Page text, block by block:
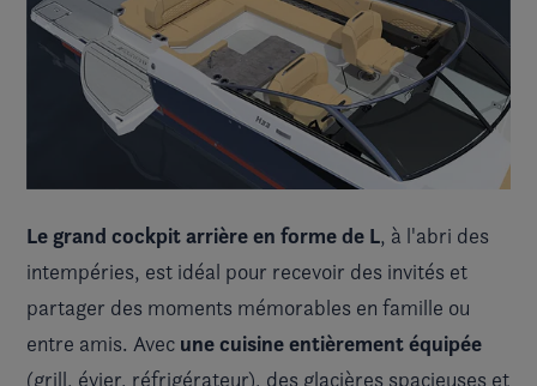
Le grand cockpit arrière en forme de L, à l'abri des
intempéries, est idéal pour recevoir des invités et
partager des moments mémorables en famille ou
entre amis. Avec une cuisine entièrement équipée
(grill, évier, réfrigérateur), des glacières spacieuses et